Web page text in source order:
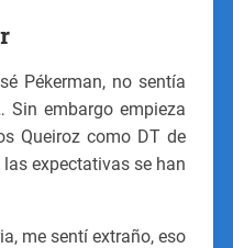
Pékerman, no sentía
Sin embargo empieza
Queiroz como DT de
expectativas se han
me sentí extraño, eso